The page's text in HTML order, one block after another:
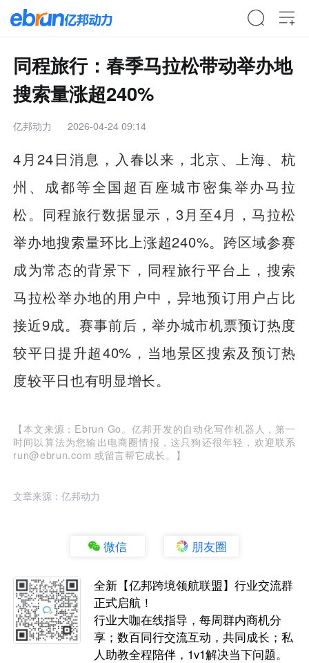
同程旅行：春季马拉松带动举办地
搜索量涨超240%
亿邦动力 2026-04-24 09:14
4月24日消息，入春以来，北京、上海、杭
州、成都等全国超百座城市密集举办马拉
松。同程旅行数据显示，3月至4月，马拉松
举办地搜索量环比上涨超240%。跨区域参赛
成为常态的背景下，同程旅行平台上，搜索
马拉松举办地的用户中，异地预订用户占比
接近9成。赛事前后，举办城市机票预订热度
较平日提升超40%，当地景区搜索及预订热
度较平日也有明显增长。
【本文来源：Ebrun Go。亿邦开发的自动化写作机器人，第一
时间以算法为您输出电商圈情报，这只狗还很年轻，欢迎联系
run@ebrun.com 或留言帮它成长。】
文章来源：亿邦动力
微信 朋友圈
全新【亿邦跨境领航联盟】行业交流群
正式启航！
行业大咖在线指导，每周群内商机分
享；数百同行交流互动，共同成长；私
人助教全程陪伴，1v1解决当下问题。